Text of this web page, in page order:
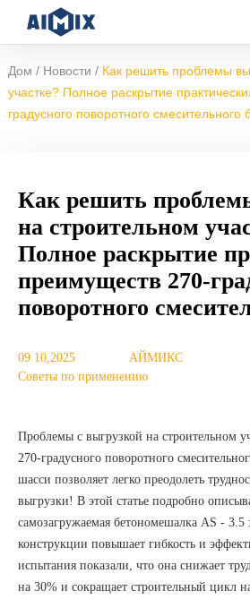
Дом / Новости / Как решить проблемы
участке? Полное раскрытие
градусного поворотного смесительного
Как решить
на строительном
Полное раскрытие
преимуществ 270-
поворотного
09 10,2025
АЙМИКС
Советы по применению
Проблемы с выгрузкой на строительном
270-градусного поворотного
шасси позволяет легко преодолеть
выгрузки! В этой статье подробно
самозагружаемая бетономешалка AS - 3.5
конструкции повышает гибкость и
испытания показали, что она снижает
на 30% и сокращает строительный цикл